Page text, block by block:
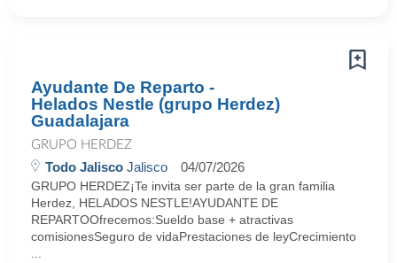
Ayudante De Reparto -
Helados Nestle (grupo Herdez)
Guadalajara
GRUPO HERDEZ
Todo Jalisco Jalisco 04/07/2026
GRUPO HERDEZ¡Te invita ser parte de la gran familia
Herdez, HELADOS NESTLE!AYUDANTE DE
REPARTOOfrecemos:Sueldo base + atractivas
comisionesSeguro de vidaPrestaciones de leyCrecimiento